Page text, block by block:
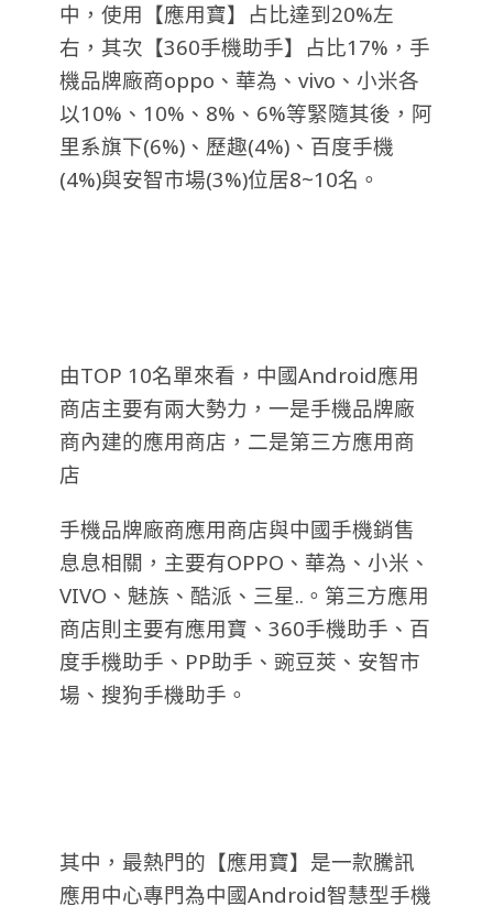
中，使用【應用寶】占比達到20%左
右，其次【360手機助手】占比17%，手
機品牌廠商oppo、華為、vivo、小米各
以10%、10%、8%、6%等緊隨其後，阿
里系旗下(6%)、歷趣(4%)、百度手機
(4%)與安智市場(3%)位居8~10名。
由TOP 10名單來看，中國Android應用
商店主要有兩大勢力，一是手機品牌廠
商內建的應用商店，二是第三方應用商
店
手機品牌廠商應用商店與中國手機銷售
息息相關，主要有OPPO、華為、小米、
VIVO、魅族、酷派、三星..。第三方應用
商店則主要有應用寶、360手機助手、百
度手機助手、PP助手、豌豆莢、安智市
場、搜狗手機助手。
其中，最熱門的【應用寶】是一款騰訊
應用中心專門為中國Android智慧型手機